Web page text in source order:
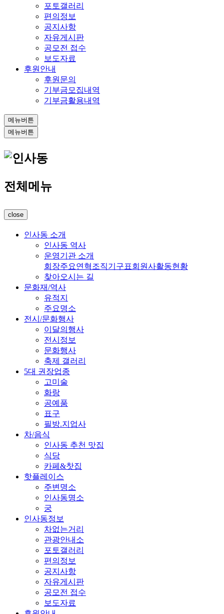
포토갤러리
편의정보
공지사항
자유게시판
공모전 접수
보도자료
후원안내
후원문의
기부금모집내역
기부금활용내역
메뉴버튼
메뉴버튼
전체메뉴
close
인사동 소개
인사동 역사
운영기관 소개
회장주요연혁조직기구표회원사활동현황
찾아오시는 길
문화재/역사
유적지
주요명소
전시/문화행사
이달의행사
전시정보
문화행사
축제 갤러리
5대 권장업종
고미술
화랑
공예품
표구
필방.지업사
차/음식
인사동 추천 맛집
식당
카페&찻집
핫플레이스
주변명소
인사동명소
궁
인사동정보
차없는거리
관광안내소
포토갤러리
편의정보
공지사항
자유게시판
공모전 접수
보도자료